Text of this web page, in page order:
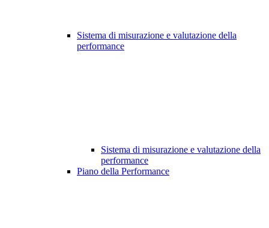
Sistema di misurazione e valutazione della
performance
Sistema di misurazione e valutazione della
performance
Piano della Performance